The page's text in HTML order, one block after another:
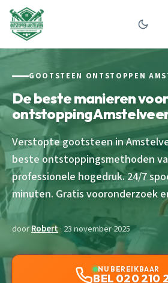
GOOTSTEEN ONTSTOPPEN
De beste manieren
ontstopping
Verstopte gootsteen in
beste ontstoppingsmethoden
professionele hogedruk. 24/7
minuten. Gratis vooronderzoek
doorRobert· 23 november 2025
NU BEREIKBAAR
BEL 020 210